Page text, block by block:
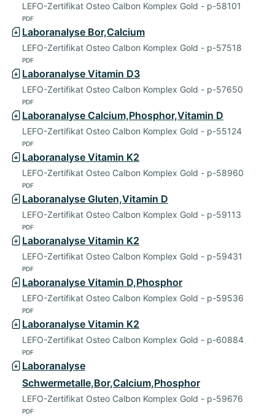
LEFO-Zertifikat Osteo Calbon Komplex Gold - p-58101
PDF
Laboranalyse Bor,Calcium
LEFO-Zertifikat Osteo Calbon Komplex Gold - p-57518
PDF
Laboranalyse Vitamin D3
LEFO-Zertifikat Osteo Calbon Komplex Gold - p-57650
PDF
Laboranalyse Calcium,Phosphor,Vitamin D
LEFO-Zertifikat Osteo Calbon Komplex Gold - p-55124
PDF
Laboranalyse Vitamin K2
LEFO-Zertifikat Osteo Calbon Komplex Gold - p-58960
PDF
Laboranalyse Gluten,Vitamin D
LEFO-Zertifikat Osteo Calbon Komplex Gold - p-59113
PDF
Laboranalyse Vitamin K2
LEFO-Zertifikat Osteo Calbon Komplex Gold - p-59431
PDF
Laboranalyse Vitamin D,Phosphor
LEFO-Zertifikat Osteo Calbon Komplex Gold - p-59536
PDF
Laboranalyse Vitamin K2
LEFO-Zertifikat Osteo Calbon Komplex Gold - p-60884
PDF
Laboranalyse
Schwermetalle,Bor,Calcium,Phosphor
LEFO-Zertifikat Osteo Calbon Komplex Gold - p-59676
PDF